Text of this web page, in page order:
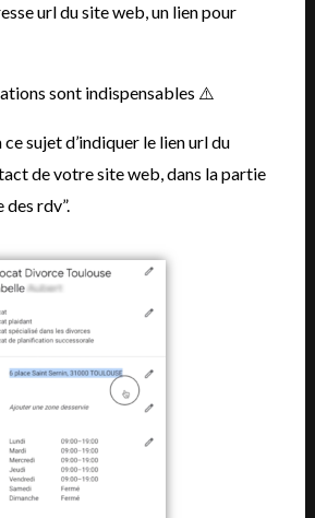
url du site web, un lien pour
sont indispensables ⚠️
ce sujet d’indiquer le lien url du
de votre site web, dans la partie
des rdv”.